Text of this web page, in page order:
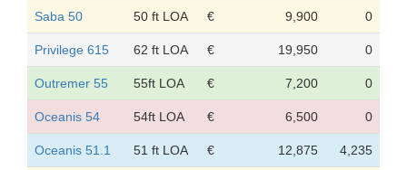
Saba 50 50 ft LOA € 9,900 0
Privilege 615 62 ft LOA € 19,950 0
Outremer 55 55ft LOA € 7,200 0
Oceanis 54 54ft LOA € 6,500 0
Oceanis 51.1 51 ft LOA € 12,875 4,235